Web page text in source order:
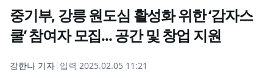
중기부, 강릉 원도심 활성화 위한 ‘감자스
쿨’ 참여자 모집... 공간 및 창업 지원
강한나 기자| 입력 2025.02.05 11:21